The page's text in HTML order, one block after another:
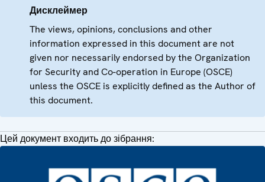
Дисклеймер
The views, opinions, conclusions and other
information expressed in this document are not
given nor necessarily endorsed by the Organization
for Security and Co-operation in Europe (OSCE)
unless the OSCE is explicitly defined as the Author of
this document.
Цей документ входить до зібрання: